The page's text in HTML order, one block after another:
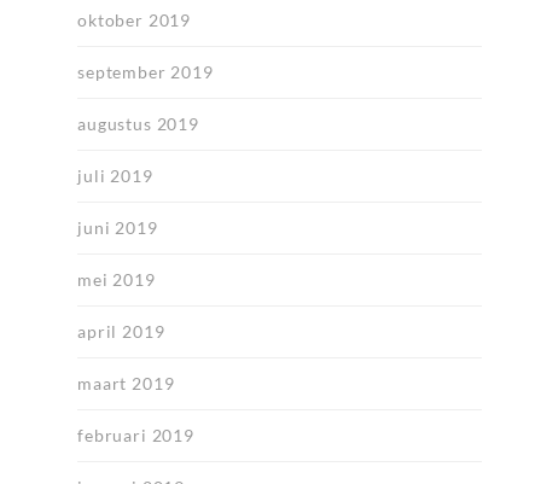
oktober 2019
september 2019
augustus 2019
juli 2019
juni 2019
mei 2019
april 2019
maart 2019
februari 2019